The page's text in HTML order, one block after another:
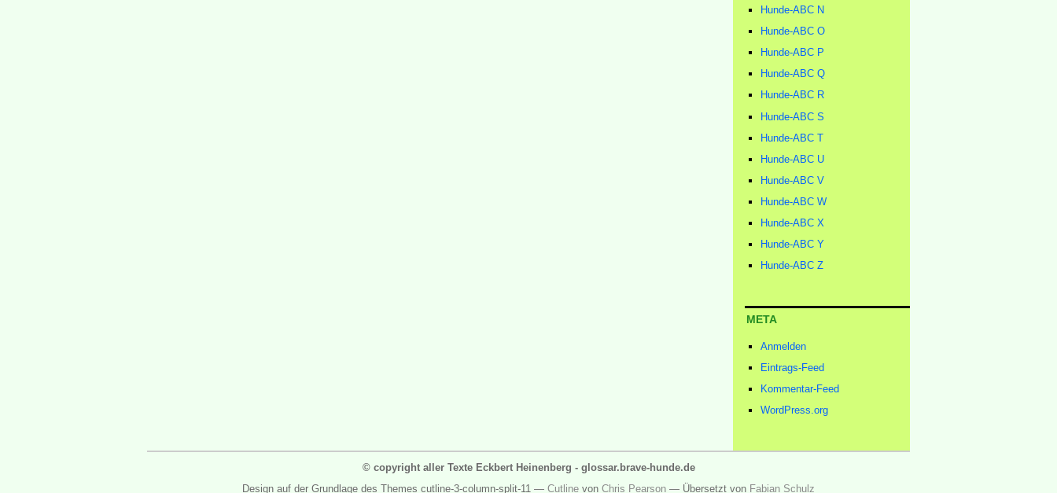
Hunde-ABC N
Hunde-ABC O
Hunde-ABC P
Hunde-ABC Q
Hunde-ABC R
Hunde-ABC S
Hunde-ABC T
Hunde-ABC U
Hunde-ABC V
Hunde-ABC W
Hunde-ABC X
Hunde-ABC Y
Hunde-ABC Z
META
Anmelden
Eintrags-Feed
Kommentar-Feed
WordPress.org
© copyright aller Texte Eckbert Heinenberg - glossar.brave-hunde.de
Design auf der Grundlage des Themes cutline-3-column-split-11 — Cutline von Chris Pearson — Übersetzt von Fabian Schulz